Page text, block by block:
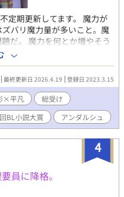
定期更新してます。 魔力が
バリ魔力量が多いこと。魔
だ。 魔力を何とか増やそう
しげに蹲る青年を見つけ
物級と有名なレイヴァン王
走に巻き込まれ、目を覚ます
暴走に巻き込まれた衝撃で
した？他者から魔力貰わな
者（男）からはとても魅力
液に含まれているのでおセ
の?! お城で保護されたマシ
士長、他にも高スペック男
いって言ったけどこうじゃ
団✕魔力ゼロの平凡総受け エ
最終更新日 2026.4.19 登録日 2023.3.15
×平凡
総受け
BL小説大賞 アンダルシュ
4
員に降格。